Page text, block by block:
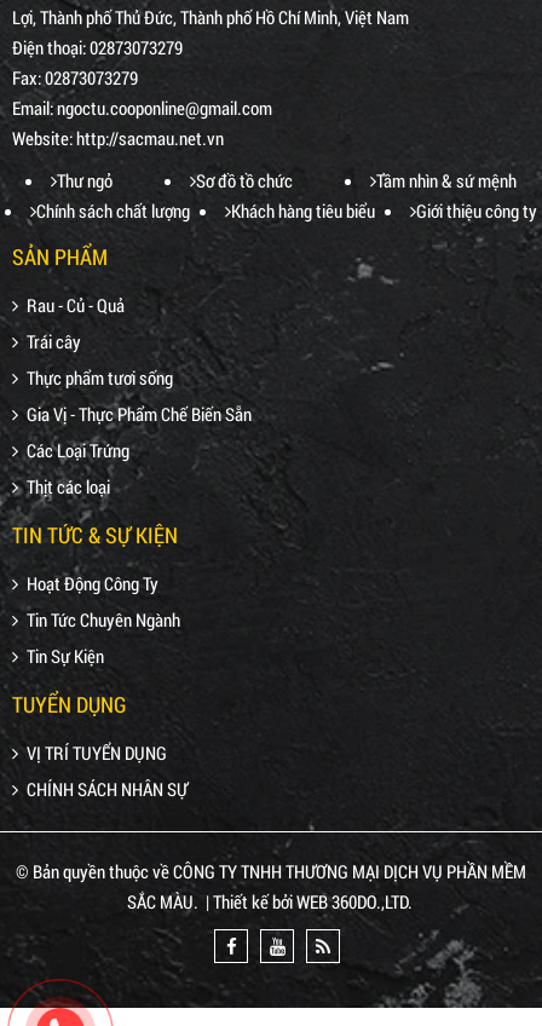
Lợi, Thành phố Thủ Đức, Thành phố Hồ Chí Minh, Việt Nam
Điện thoại:02873073279
Fax:02873073279
Email:ngoctu.cooponline@gmail.com
Website:http://sacmau.net.vn
Thư ngỏ
Sơ đồ tồ chức
Tầm nhìn & sứ mệnh
Chính sách chất lượng
Khách hàng tiêu biểu Giới thiệu công ty
SẢN PHẨM
Rau - Củ - Quả
Trái cây
Thực phẩm tươi sống
Gia Vị - Thực Phẩm Chế Biến Sẵn
Các Loại Trứng
Thịt các loại
TIN TỨC & SỰ KIỆN
Hoạt Động Công Ty
Tin Tức Chuyên Ngành
Tin Sự Kiện
TUYỂN DỤNG
VỊ TRÍ TUYỂN DỤNG
CHÍNH SÁCH NHÂN SỰ
© Bản quyền thuộc vềCÔNG TY TNHH THƯƠNG MẠI DỊCH VỤ PHẦN MỀM
SẮC MÀU. |Thiết kế bởiWEB 360DO.,LTD.